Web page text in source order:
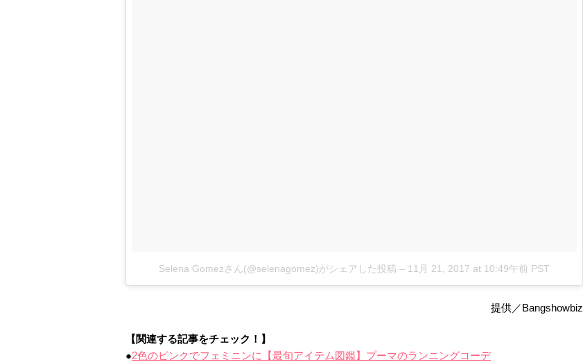
Selena Gomezさん(@selenagomez)がシェアした投稿 – 11月 21, 2017 at 10:49午前 PST
提供／Bangshowbiz
【関連する記事をチェック！】
●2色のピンクでフェミニンに【最旬アイテム図鑑】プーマのランニングコーデ